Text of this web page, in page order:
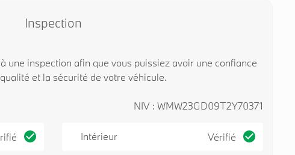
Inspection
une inspection afin que vous puissiez avoir une confiance
et la sécurité de votre véhicule.
NIV : WMW23GD09T2Y70371
Intérieur Vérifié